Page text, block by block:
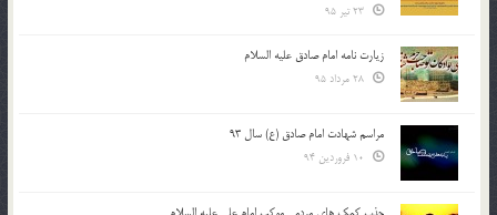
زیارت نامه امام صادق علیه السلام
مراسم شهادت امام صادق (ع) سال 93